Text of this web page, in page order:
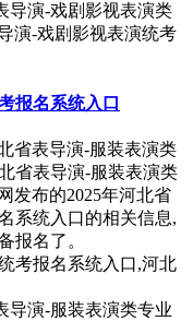
导演-戏剧影视表演类
演-戏剧影视表演统考
报名系统入口
省表导演-服装表演类
省表导演-服装表演类
发布的2025年河北省
系统入口的相关信息,
报名了。
导演-服装表演类专业